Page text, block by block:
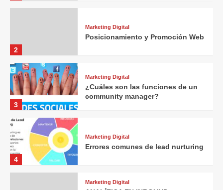
2
Marketing Digital
Posicionamiento y Promoción Web
3
Marketing Digital
¿Cuáles son las funciones de un
community manager?
4
Marketing Digital
Errores comunes de lead nurturing
Marketing Digital